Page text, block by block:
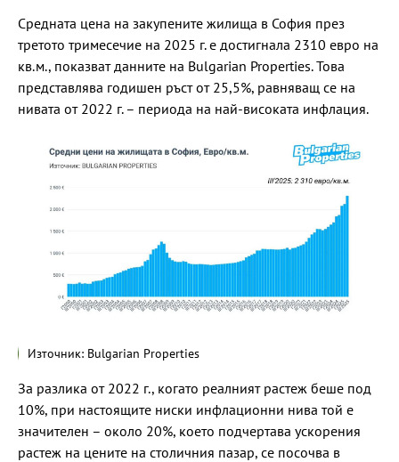
Средната цена на закупените жилища в София през
третото тримесечие на 2025 г. е достигнала 2310 евро на
кв.м., показват данните на Bulgarian Properties. Това
представлява годишен ръст от 25,5%, равняващ се на
нивата от 2022 г. – периода на най-високата инфлация.
Източник: Bulgarian Properties
За разлика от 2022 г., когато реалният растеж беше под
10%, при настоящите ниски инфлационни нива той е
значителен – около 20%, което подчертава ускорения
растеж на цените на столичния пазар, се посочва в